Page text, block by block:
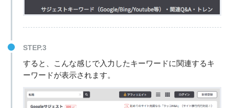
STEP.3
すると、こんな感じで入力したキーワードに関連するキ
ーワードが表示されます。